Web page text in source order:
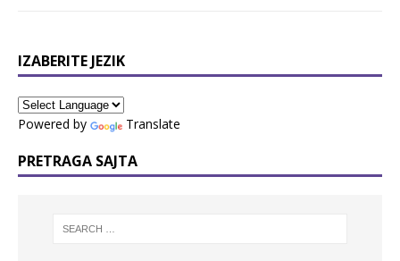
IZABERITE JEZIK
Powered by Translate
PRETRAGA SAJTA